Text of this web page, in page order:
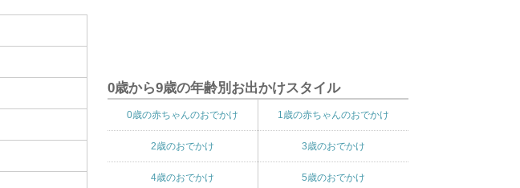
0歳から9歳の年齢別お出かけスタイル
0歳の赤ちゃんのおでかけ 1歳の赤ちゃんのおでかけ
2歳のおでかけ 3歳のおでかけ
4歳のおでかけ 5歳のおでかけ